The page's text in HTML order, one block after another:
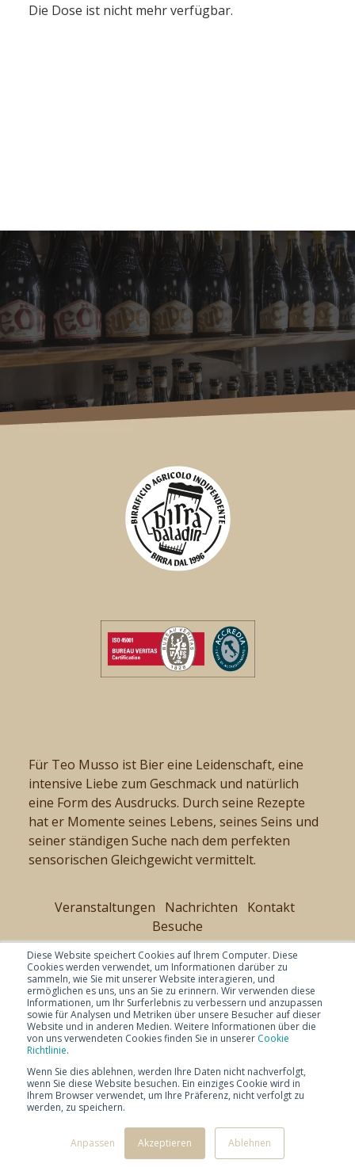
Diese Website speichert Cookies auf Ihrem Computer. Diese
Cookies werden verwendet, um Informationen darüber zu
sammeln, wie Sie mit unserer Website interagieren, und
ermöglichen es uns, uns an Sie zu erinnern. Wir verwenden diese
Informationen, um Ihr Surferlebnis zu verbessern und anzupassen
sowie für Analysen und Metriken über unsere Besucher auf dieser
Website und in anderen Medien. Weitere Informationen über die
von uns verwendeten Cookies finden Sie in unserer Cookie
Richtlinie.
Wenn Sie dies ablehnen, werden Ihre Daten nicht nachverfolgt,
wenn Sie diese Website besuchen. Ein einziges Cookie wird in
Ihrem Browser verwendet, um Ihre Präferenz, nicht verfolgt zu
werden, zu speichern.
Anpassen Akzeptieren Ablehnen
Die Dose ist nicht mehr verfügbar.
Für Teo Musso ist Bier eine Leidenschaft, eine
intensive Liebe zum Geschmack und natürlich
eine Form des Ausdrucks. Durch seine Rezepte
hat er Momente seines Lebens, seines Seins und
seiner ständigen Suche nach dem perfekten
sensorischen Gleichgewicht vermittelt.
Veranstaltungen Nachrichten
Kontakt
Besuche
© Copyright 2026 Baladin -
- Selezione Baladin SRL MwSt.-Nr. 02947730046